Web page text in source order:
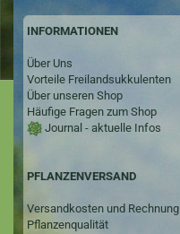
INFORMATIONEN
Über Uns
Vorteile Freilandsukkulenten
Über unseren Shop
Häufige Fragen zum Shop
Journal - aktuelle Infos
PFLANZENVERSAND
Versandkosten und Rechnung
Pflanzenqualität